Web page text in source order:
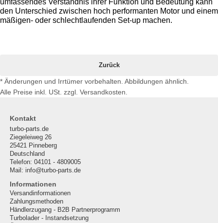
den Unterschied zwischen hoch performanten Motor und einem
mäßigen- oder schlechtlaufenden Set-up machen.
Zurück
* Änderungen und Irrtümer vorbehalten. Abbildungen ähnlich.
Alle Preise inkl. USt. zzgl. Versandkosten.
Kontakt
turbo-parts.de
Ziegeleiweg 26
25421 Pinneberg
Deutschland
Telefon: 04101 - 4809005
Mail: info@turbo-parts.de
Informationen
Versandinformationen
Zahlungsmethoden
Händlerzugang - B2B Partnerprogramm
Turbolader - Instandsetzung